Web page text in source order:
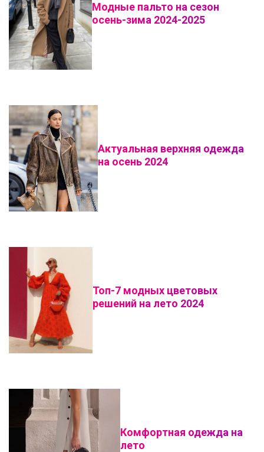
Модные пальто на сезон
осень-зима 2024-2025
Актуальная верхняя одежда
на осень 2024
Топ-7 модных цветовых
решений на лето 2024
Комфортная одежда на
лето